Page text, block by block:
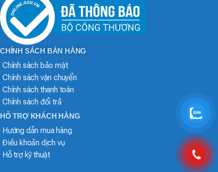
CHÍNH SÁCH BÁN HÀNG
Chính sách bảo mật
Chính sách vận chuyển
Chính sách thanh toán
Chính sách đổi trả
HỖ TRỢ KHÁCH HÀNG
Hướng dẫn mua hàng
Điều khoản dịch vụ
Hỗ trợ kỹ thuật